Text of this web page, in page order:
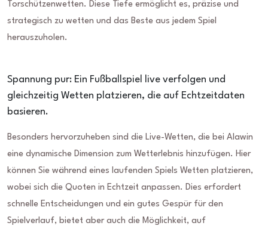
Torschützenwetten. Diese Tiefe ermöglicht es, präzise und
strategisch zu wetten und das Beste aus jedem Spiel
herauszuholen.
Spannung pur: Ein Fußballspiel live verfolgen und
gleichzeitig Wetten platzieren, die auf Echtzeitdaten
basieren.
Besonders hervorzuheben sind die Live-Wetten, die bei Alawin
eine dynamische Dimension zum Wetterlebnis hinzufügen. Hier
können Sie während eines laufenden Spiels Wetten platzieren,
wobei sich die Quoten in Echtzeit anpassen. Dies erfordert
schnelle Entscheidungen und ein gutes Gespür für den
Spielverlauf, bietet aber auch die Möglichkeit, auf